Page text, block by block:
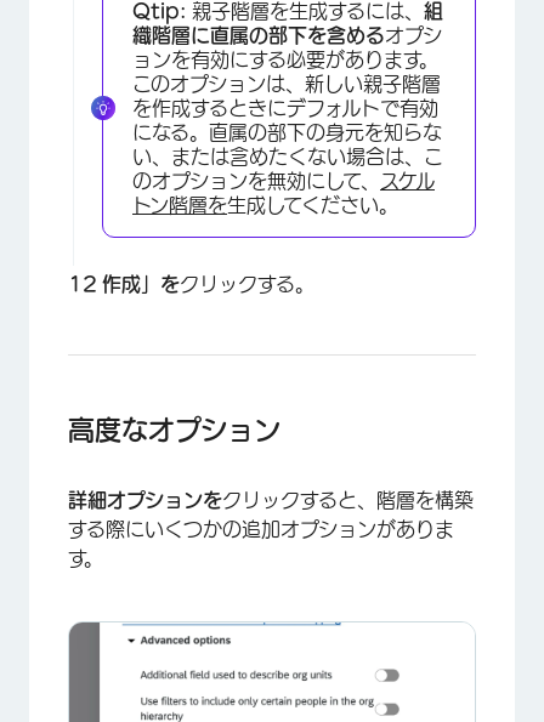
Qtip: 親子階層を生成するには、 組
織階層に直属の部下を含めるオプシ
ョンを有効にする必要があります。
このオプションは、新しい親子階層
を作成するときにデフォルトで有効
になる。直属の部下の身元を知らな
い、または含めたくない場合は、こ
のオプションを無効にして、
スケル
トン階層を生成してください。
作成」をクリックする。
高度なオプション
詳細オプションをクリックすると、階層を構築
する際にいくつかの追加オプションがありま
す。